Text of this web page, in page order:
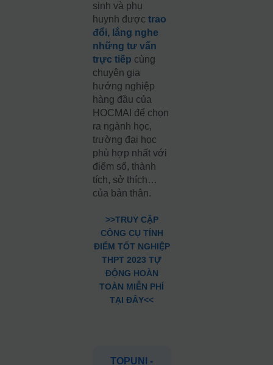
sinh và phụ
huynh đượctrao
đổi, lắng nghe
những tư vấn
trực tiếp cùng
chuyên gia
hướng nghiệp
hàng đầu của
HOCMAI để chọn
ra ngành học,
trường đại học
phù hợp nhất với
điểm số, thành
tích, sở thích…
của bản thân.
>>TRUY CẬP
CÔNG CỤ TÍNH
ĐIỂM TỐT NGHIỆP
THPT 2023 TỰ
ĐỘNG HOÀN
TOÀN MIỄN PHÍ
TẠI ĐÂY<<
TOPUNI -